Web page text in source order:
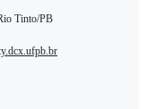
Tinto/PB